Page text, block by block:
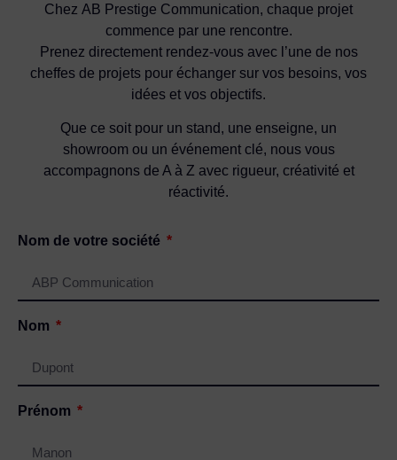
Chez AB Prestige Communication, chaque projet
commence par une rencontre.
Prenez directement rendez-vous avec l’une de nos
cheffes de projets pour échanger sur vos besoins, vos
idées et vos objectifs.
Que ce soit pour un stand, une enseigne, un
showroom ou un événement clé, nous vous
accompagnons de A à Z avec rigueur, créativité et
réactivité.
Nom de votre société
Nom
Prénom